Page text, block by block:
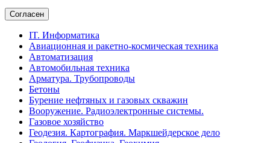
Согласен
IT. Информатика
Авиационная и ракетно-космическая техника
Автоматизация
Автомобильная техника
Арматура. Трубопроводы
Бетоны
Бурение нефтяных и газовых скважин
Вооружение. Радиоэлектронные системы.
Газовое хозяйство
Геодезия. Картография. Маркшейдерское дело